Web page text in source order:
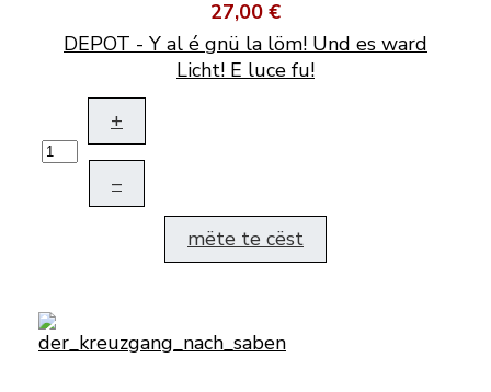
27,00 €
DEPOT - Y al é gnü la löm! Und es ward
Licht! E luce fu!
+
–
mëte te cëst